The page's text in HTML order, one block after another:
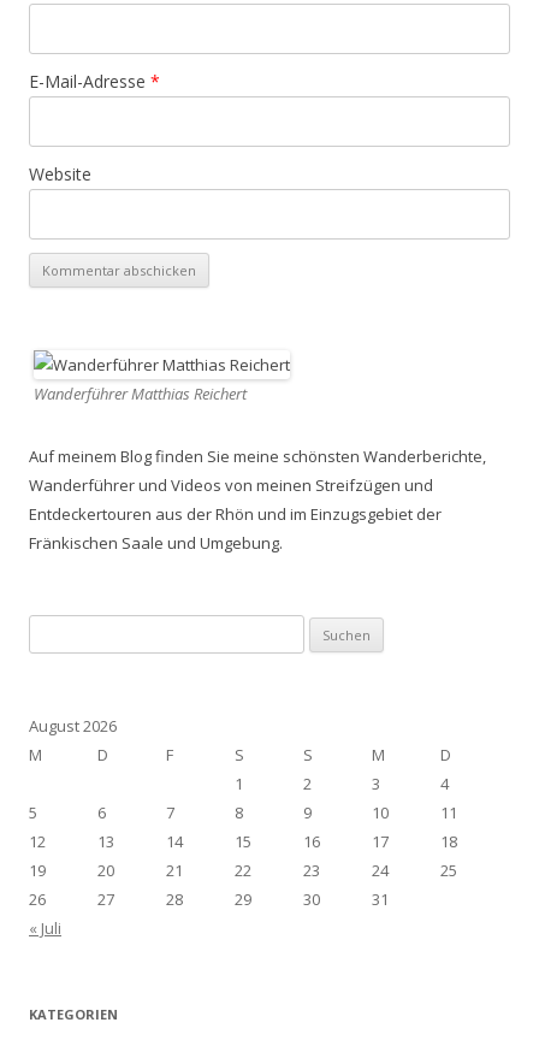
E-Mail-Adresse *
Website
Wanderführer Matthias Reichert
Auf meinem Blog finden Sie meine schönsten Wanderberichte,
Wanderführer und Videos von meinen Streifzügen und
Entdeckertouren aus der Rhön und im Einzugsgebiet der
Fränkischen Saale und Umgebung.
nach:
August 2026
M
D F S S M
D
1
2 3
4
5
6 7 8 9 10
11
12
13 14 15 16 17
18
19
20 21 22 23 24
25
26
27 28 29 30
31
« Juli
KATEGORIEN